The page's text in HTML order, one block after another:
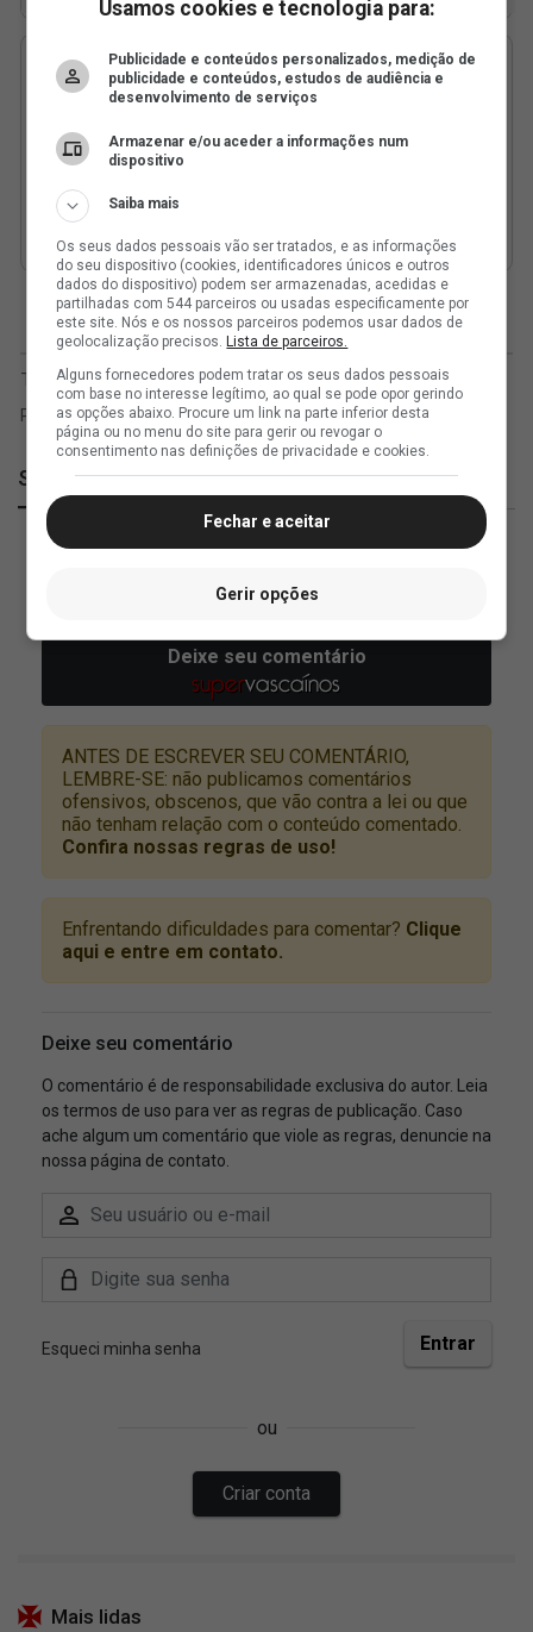
SuperVasco
Mais lidas
Usamos cookies e tecnologia para:
Publicidade e conteúdos personalizados, medição de
publicidade e conteúdos, estudos de audiência e
desenvolvimento de serviços
Armazenar e/ou aceder a informações num
dispositivo
Saiba mais
Os seus dados pessoais vão ser tratados, e as informações
do seu dispositivo (cookies, identificadores únicos e outros
dados do dispositivo) podem ser armazenadas, acedidas e
partilhadas com 544 parceiros ou usadas especificamente por
este site. Nós e os nossos parceiros podemos usar dados de
geolocalização precisos. Lista de parceiros.
Alguns fornecedores podem tratar os seus dados pessoais
com base no interesse legítimo, ao qual se pode opor gerindo
as opções abaixo. Procure um link na parte inferior desta
página ou no menu do site para gerir ou revogar o
consentimento nas definições de privacidade e cookies.
Fechar e aceitar
Gerir opções